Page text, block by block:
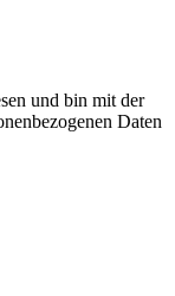
und bin mit der
Daten